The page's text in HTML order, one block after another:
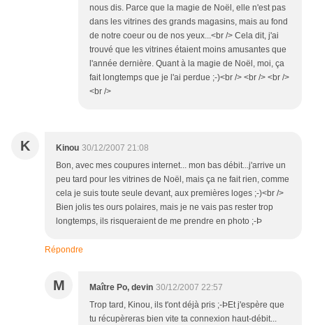
nous dis. Parce que la magie de Noël, elle n'est pas
dans les vitrines des grands magasins, mais au fond
de notre coeur ou de nos yeux...<br /> Cela dit, j'ai
trouvé que les vitrines étaient moins amusantes que
l'année dernière. Quant à la magie de Noël, moi, ça
fait longtemps que je l'ai perdue ;-)<br /> <br /> <br />
<br />
K Kinou 30/12/2007 21:08
Bon, avec mes coupures internet... mon bas débit...j'arrive un
peu tard pour les vitrines de Noël, mais ça ne fait rien, comme
cela je suis toute seule devant, aux premières loges ;-)<br />
Bien jolis tes ours polaires, mais je ne vais pas rester trop
longtemps, ils risqueraient de me prendre en photo ;-Þ
Répondre
M Maître Po, devin 30/12/2007 22:57
Trop tard, Kinou, ils t'ont déjà pris ;-ÞEt j'espère que
tu récupèreras bien vite ta connexion haut-débit...